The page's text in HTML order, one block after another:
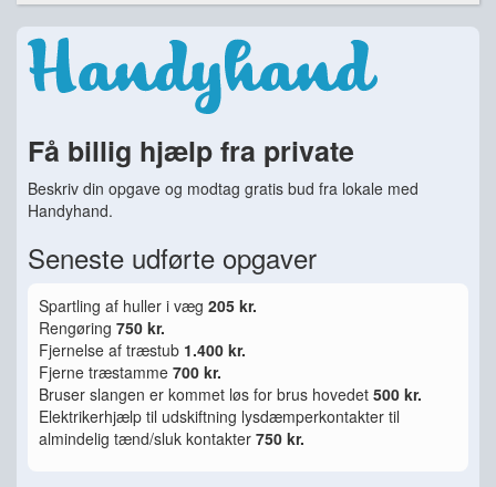
Få billig hjælp fra private
Beskriv din opgave og modtag gratis bud fra lokale med
Handyhand.
Seneste udførte opgaver
Spartling af huller i væg 205 kr.
Rengøring 750 kr.
Fjernelse af træstub 1.400 kr.
Fjerne træstamme 700 kr.
Bruser slangen er kommet løs for brus hovedet 500 kr.
Elektrikerhjælp til udskiftning lysdæmperkontakter til
almindelig tænd/sluk kontakter 750 kr.